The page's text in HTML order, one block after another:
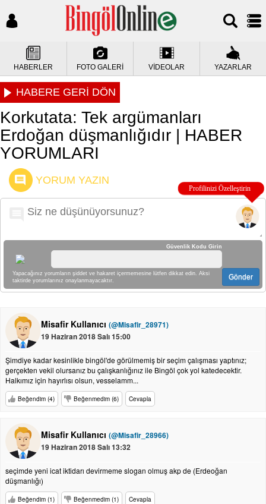
HABERLER FOTO GALERİ VİDEOLAR YAZARLAR
HABERE GERİ DÖN
Korkutata: Tek argümanları
Erdoğan düşmanlığıdır | HABER
YORUMLARI
YORUM YAZIN
Güvenlik Kodu Girin
Yapacağınız yorumların şiddet ve hakaret içermemesine lütfen dikkat edin. Aksi
taktirde yorumlarınız onaylanmayacaktır.
Gönder
Misafir Kullanıcı (@Misafir_28971)
19 Haziran 2018 Salı 15:00
Şimdiye kadar kesinlikle bingöl'de görülmemiş bir seçim çalışması yaptınız;
gerçekten vekil olursanız bu çalışkanlığınız ile Bingöl çok yol katedecektir.
Halkımız için hayırlısı olsun, vesselamm...
Beğendim (4) Beğenmedim (6) Cevapla
Misafir Kullanıcı (@Misafir_28966)
19 Haziran 2018 Salı 13:32
seçimde yeni icat iktidarı devirmeme slogan olmuş akp de (Erdeoğan
düşmanlığı)
Beğendim (1) Beğenmedim (1) Cevapla